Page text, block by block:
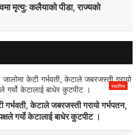
मृत्यु: कलैयाको पीडा, राज्यको
स्थानिय
गर्भवती, केटाले जबरजस्ती गरायो गर्भपतन,
गर्यो केटालाई बाधेर कुटपीट ।